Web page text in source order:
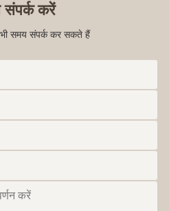
करें
समय संपर्क कर सकते हैं